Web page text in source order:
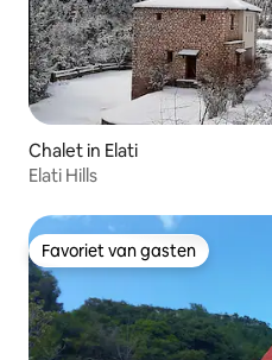
Chalet in Elati
Elati Hills
Favoriet van gasten
Favoriet van gasten